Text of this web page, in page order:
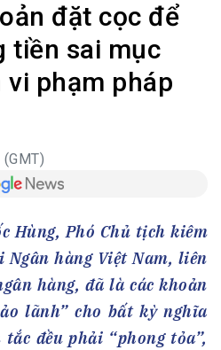
đặt cọc để
tiền sai mục
phạm pháp
Hùng, Phó Chủ tịch kiêm
Ngân hàng Việt Nam, liên
hàng, đã là các khoản
lãnh” cho bất kỳ nghĩa
đều phải “phong tỏa”,